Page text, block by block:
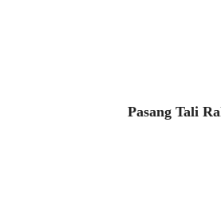
Pasang Tali